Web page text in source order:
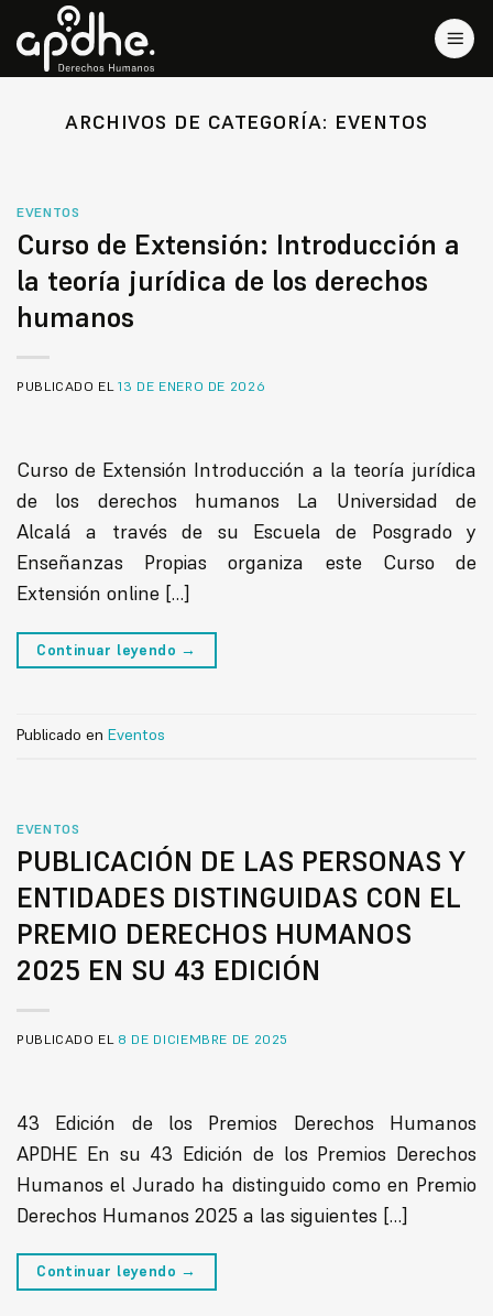
contenido
ARCHIVOS DE CATEGORÍA: EVENTOS
EVENTOS
Curso de Extensión: Introducción a
la teoría jurídica de los derechos
humanos
PUBLICADO EL13 DE ENERO DE 2026
Curso de Extensión Introducción a la teoría jurídica
de los derechos humanos La Universidad de
Alcalá a través de su Escuela de Posgrado y
Enseñanzas Propias organiza este Curso de
Extensión online […]
Continuar leyendo →
Publicado en Eventos
EVENTOS
PUBLICACIÓN DE LAS PERSONAS Y
ENTIDADES DISTINGUIDAS CON EL
PREMIO DERECHOS HUMANOS
2025 EN SU 43 EDICIÓN
PUBLICADO EL 8 DE DICIEMBRE DE 2025
43 Edición de los Premios Derechos Humanos
APDHE En su 43 Edición de los Premios Derechos
Humanos el Jurado ha distinguido como en Premio
Derechos Humanos 2025 a las siguientes […]
Continuar leyendo →